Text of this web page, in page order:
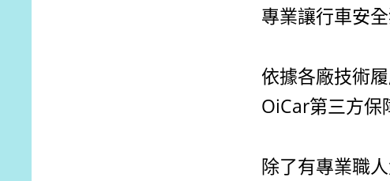
專業讓行車安
依據各廠技術
OiCar第三方保
除了有專業職